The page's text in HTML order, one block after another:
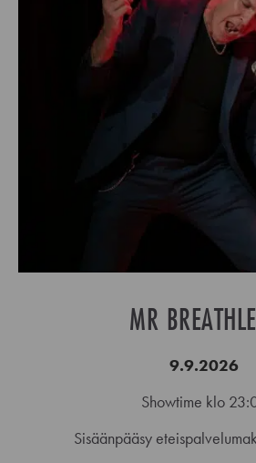
MR
9.9.2026
Showtime klo
Sisäänpääsy